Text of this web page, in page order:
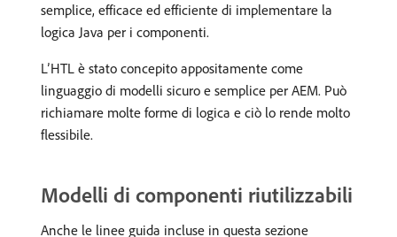
semplice, efficace ed efficiente di implementare la
logica Java per i componenti.
L’HTL è stato concepito appositamente come
linguaggio di modelli sicuro e semplice per AEM. Può
richiamare molte forme di logica e ciò lo rende molto
flessibile.
Modelli di componenti riutilizzabili
Anche le linee guida incluse in questa sezione